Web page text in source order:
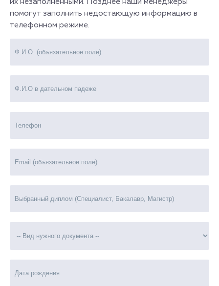
их незаполненными. Позднее наши менеджеры
помогут заполнить недостающую информацию в
телефонном режиме.